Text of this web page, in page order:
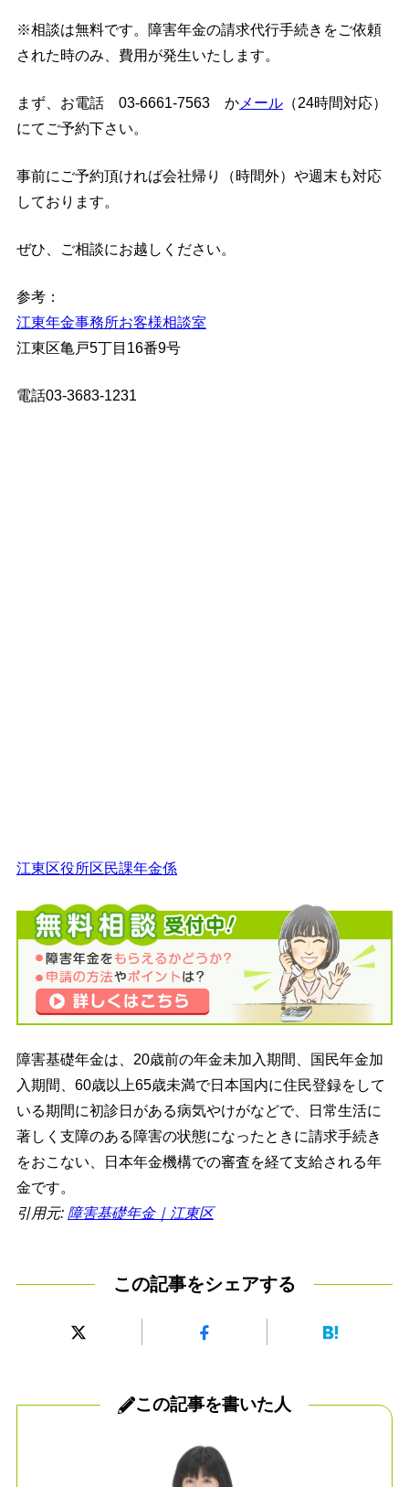
※相談は無料です。障害年金の請求代行手続きをご依頼
された時のみ、費用が発生いたします。
まず、お電話 03-6661-7563 かメール（24時間対応）
にてご予約下さい。
事前にご予約頂ければ会社帰り（時間外）や週末も対応
しております。
ぜひ、ご相談にお越しください。
参考：
江東年金事務所お客様相談室
江東区亀戸5丁目16番9号
電話03-3683-1231
江東区役所区民課年金係
障害基礎年金は、20歳前の年金未加入期間、国民年金加
入期間、60歳以上65歳未満で日本国内に住民登録をして
いる期間に初診日がある病気やけがなどで、日常生活に
著しく支障のある障害の状態になったときに請求手続き
をおこない、日本年金機構での審査を経て支給される年
金です。
引用元: 障害基礎年金｜江東区
この記事をシェアする
この記事を書いた人